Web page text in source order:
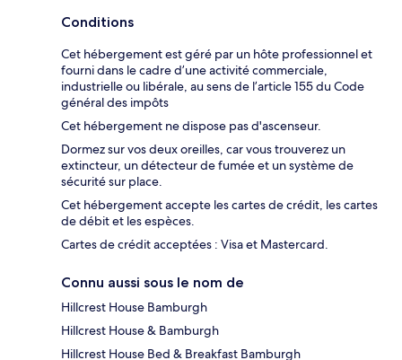
Conditions
Cet hébergement est géré par un hôte professionnel et
fourni dans le cadre d’une activité commerciale,
industrielle ou libérale, au sens de l’article 155 du Code
général des impôts
Cet hébergement ne dispose pas d'ascenseur.
Dormez sur vos deux oreilles, car vous trouverez un
extincteur, un détecteur de fumée et un système de
sécurité sur place.
Cet hébergement accepte les cartes de crédit, les cartes
de débit et les espèces.
Cartes de crédit acceptées : Visa et Mastercard.
Connu aussi sous le nom de
Hillcrest House Bamburgh
Hillcrest House & Bamburgh
Hillcrest House Bed & Breakfast Bamburgh